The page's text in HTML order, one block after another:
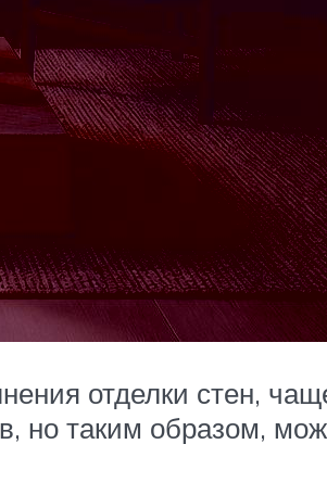
отделки стен,
но таким образом,